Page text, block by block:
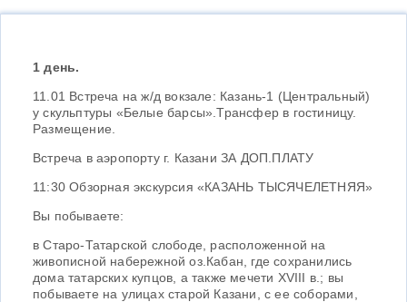
1 день.
11.01 Встреча на ж/д вокзале: Казань-1 (Центральный)
у скульптуры «Белые барсы».Трансфер в гостиницу.
Размещение.
Встреча в аэропорту г. Казани ЗА ДОП.ПЛАТУ
11:30 Обзорная экскурсия «КАЗАНЬ ТЫСЯЧЕЛЕТНЯЯ»
Вы побываете:
в Старо-Татарской слободе, расположенной на
живописной набережной оз.Кабан, где сохранились
дома татарских купцов, а также мечети XVIII в.; вы
побываете на улицах старой Казани, с ее соборами,